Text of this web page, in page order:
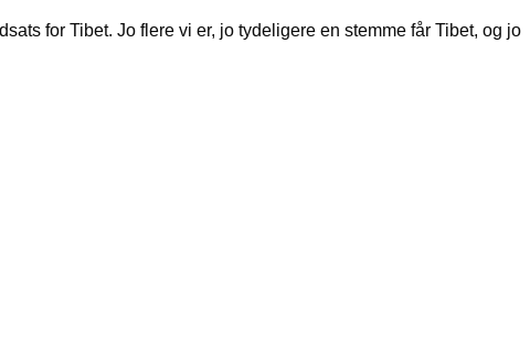
for Tibet. Jo flere vi er, jo tydeligere en stemme får Tibet, og jo